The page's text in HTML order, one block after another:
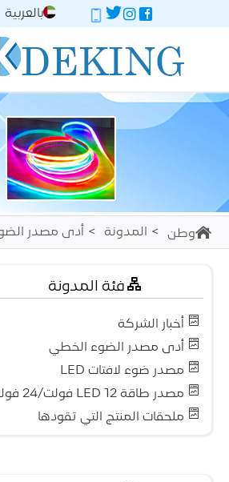
بالعربية
وطن المدونة أدى مصدر
فئة المدونة
أخبار الشركة
أدى مصدر الضوء الخطي
مصدر ضوء لافتات LED
مصدر طاقة LED 12 فولت/24 فولت
ملحقات المنتج التي تقودها